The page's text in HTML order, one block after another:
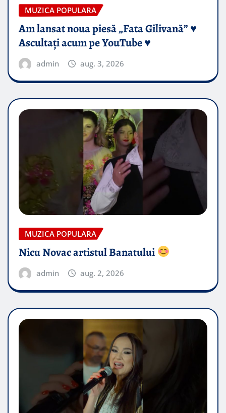
MUZICA POPULARA
Am lansat noua piesă „Fata Gilivană” ♥️
Ascultați acum pe YouTube ♥️
admin aug. 3, 2026
MUZICA POPULARA
Nicu Novac artistul Banatului
admin aug. 2, 2026